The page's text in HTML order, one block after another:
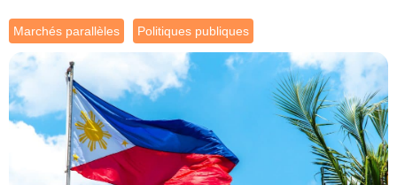
Marchés parallèles Politiques publiques